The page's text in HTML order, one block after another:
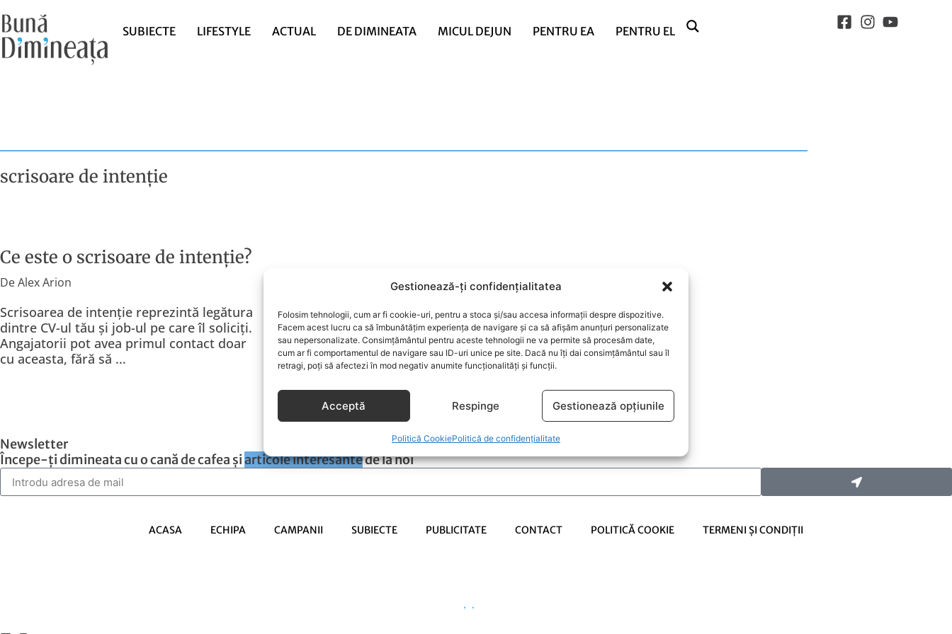
Gestionează-ți confidențialitatea
Folosim tehnologii, cum ar fi cookie-uri, pentru a stoca și/sau accesa informații despre dispozitive.
Facem acest lucru ca să îmbunătățim experiența de navigare și ca să afișăm anunțuri personalizate
sau nepersonalizate. Consimțământul pentru aceste tehnologii ne va permite să procesăm date,
cum ar fi comportamentul de navigare sau ID-uri unice pe site. Dacă nu îți dai consimțământul sau îl
retragi, poți să afectezi în mod negativ anumite funcționalități și funcții.
Acceptă Respinge Gestionează opțiunile
Politică CookiePolitică de confidențialitate
SUBIECTE LIFESTYLE ACTUAL DE DIMINEATA MICUL DEJUN PENTRU EA PENTRU EL
scrisoare de intenție
Ce este o scrisoare de intenție?
DeAlex Arion
Scrisoarea de intenție reprezintă legătura
dintre CV-ul tău și job-ul pe care îl soliciți.
Angajatorii pot avea primul contact doar
cu aceasta, fără să ...
Newsletter
Începe-ți dimineata cu o cană de cafea șiarticole interesantede la noi
ACASA ECHIPA CAMPANII SUBIECTE PUBLICITATE CONTACT POLITICĂ COOKIE TERMENI ȘI CONDIȚII